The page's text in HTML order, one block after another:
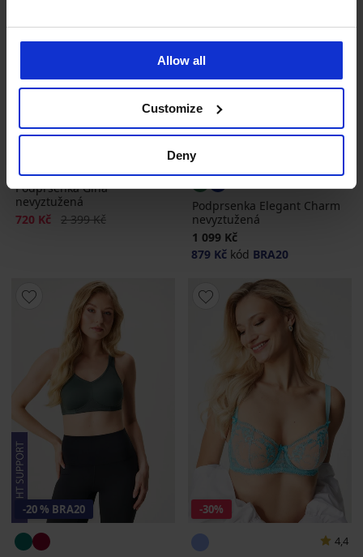
Allow all
Customize
Deny
Výprodej -70%
Podprsenka Gina
nevyztužená
Sleva
720 Kč Původní cena
2 399 Kč
-20 % BRA20
Podprsenka Elegant Charm
nevyztužená
1 099 Kč
879 Kč kód BRA20
-20 % BRA20 -30%
4,4